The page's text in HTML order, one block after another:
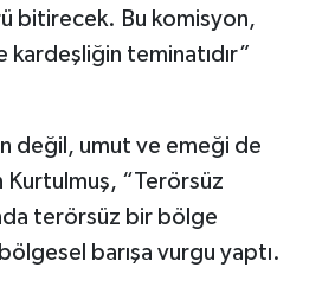
bitirecek. Bu komisyon,
kardeşliğin teminatıdır”
değil, umut ve emeği de
Kurtulmuş, “Terörsüz
terörsüz bir bölge
barışa vurgu yaptı.